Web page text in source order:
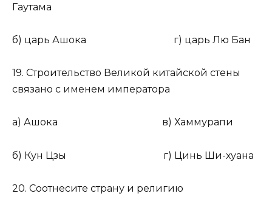
Гаутама
б) царь Ашока г) царь Лю Бан
19. Строительство Великой китайской стены
связано с именем императора
а) Ашока в) Хаммурапи
б) Кун Цзы г) Цинь Ши-хуана
20. Соотнесите страну и религию